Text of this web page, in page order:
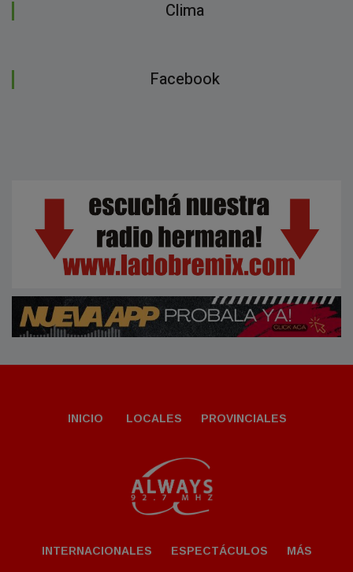
Clima
Facebook
INICIO LOCALES PROVINCIALES
INTERNACIONALES ESPECTÁCULOS MÁS